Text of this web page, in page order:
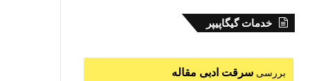
خدمات گیگاپیپر
بررسیسرقت ادبی مقاله